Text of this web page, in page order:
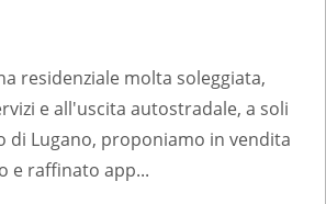
residenziale molta soleggiata,
e all'uscita autostradale, a soli
di Lugano, proponiamo in vendita
e raffinato app...